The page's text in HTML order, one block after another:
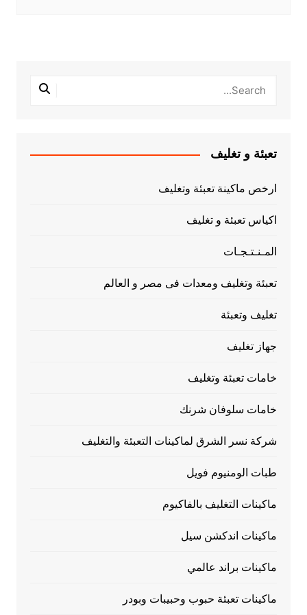
تعبئة و تغليف
ارخص ماكينة تعبئة وتغليف
اكياس تعبئة و تغليف
المـنـتـجـات
تعبئة وتغليف ومعدات فى مصر و العالم
تغليف وتعبئة
جهاز تغليف
خامات تعبئة وتغليف
خامات سلوفان شرنك
شركة نسر الشرق لماكينات التعبئة والتغليف
طبات الومنيوم فويل
ماكينات التغليف بالفاكيوم
ماكينات اندكشن سيل
ماكينات براند عالمي
ماكينات تعبئة حبوب وحبيبات وبودر